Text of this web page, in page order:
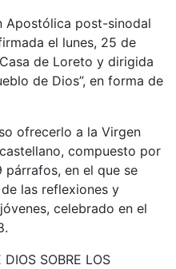
Apostólica post-sinodal
el lunes, 25 de
de Loreto y dirigida
de Dios”, en forma de
ofrecerlo a la Virgen
compuesto por
en el que se
las reflexiones y
celebrado en el
SOBRE LOS